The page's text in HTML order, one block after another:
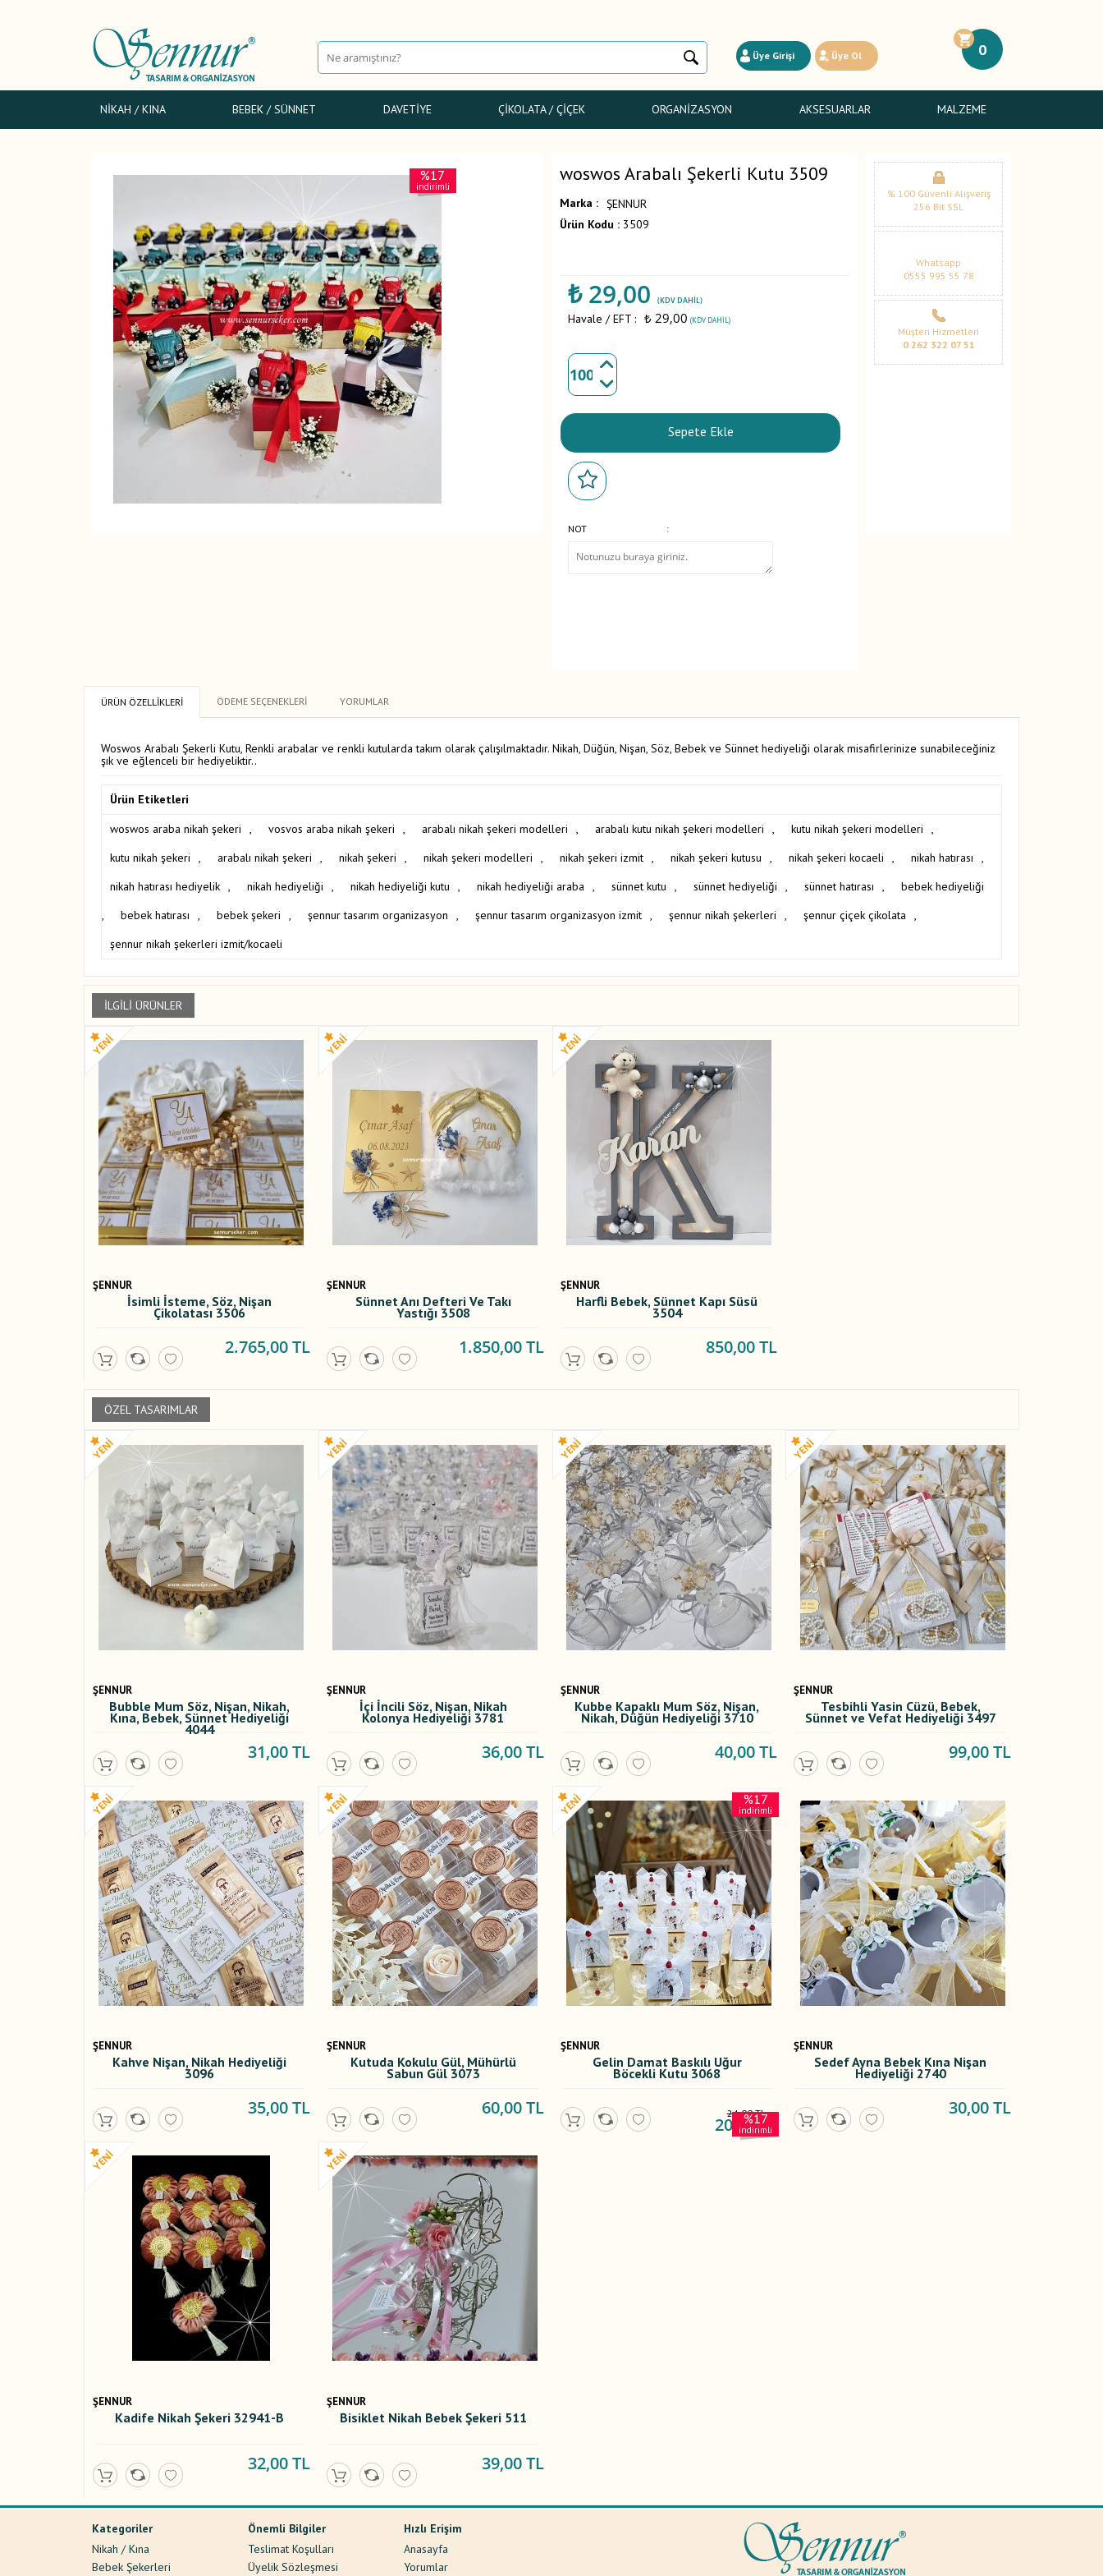
0
Üye Girişi Üye Ol
NIKAH / KINA BEBEK / SÜNNET DAVETIYE ÇIKOLATA / ÇIÇEK ORGANIZASYON AKSESUARLAR MALZEME
%17
indirimli
woswos Arabalı Şekerli Kutu 3509
Marka : ŞENNUR
Ürün Kodu : 3509
₺29,00 (KDV DAHIL)
Havale / EFT : ₺ 29,00 (KDV DAHIL)
Sepete Ekle
NOT :
% 100 Güvenli Alışveriş
256 Bit SSL
Whatsapp
0555 995 55 78
Müşteri Hizmetleri
0 262 322 07 51
ÜRÜN ÖZELLIKLERI ÖDEME SEÇENEKLERI YORUMLAR
Woswos Arabalı Şekerli Kutu, Renkli arabalar ve renkli kutularda takım olarak çalışılmaktadır. Nikah, Düğün, Nişan, Söz, Bebek ve Sünnet hediyeliği olarak misafirlerinize sunabileceğiniz
şık ve eğlenceli bir hediyeliktir..
Ürün Etiketleri
woswos araba nikah şekeri
, vosvos araba nikah şekeri , arabalı nikah şekeri modelleri , arabalı kutu nikah şekeri modelleri , kutu nikah şekeri modelleri
,
kutu nikah şekeri
, arabalı nikah şekeri , nikah şekeri , nikah şekeri modelleri , nikah şekeri izmit , nikah şekeri kutusu , nikah şekeri kocaeli , nikah hatırası
,
nikah hatırası hediyelik , nikah hediyeliği , nikah hediyeliği kutu , nikah hediyeliği araba , sünnet kutu , sünnet hediyeliği , sünnet hatırası ,
bebek hediyeliği
,
bebek hatırası , bebek şekeri , şennur tasarım organizasyon , şennur tasarım organizasyon izmit , şennur nikah şekerleri , şennur çiçek çikolata
,
şennur nikah şekerleri izmit/kocaeli
İLGILI ÜRÜNLER
ŞENNUR
İsimli İsteme, Söz, Nişan
Çikolatası 3506
2.765,00 TL
ŞENNUR
Sünnet Anı Defteri Ve Takı
Yastığı 3508
1.850,00 TL
ŞENNUR
Harfli Bebek, Sünnet Kapı Süsü
3504
850,00 TL
ÖZEL TASARIMLAR
ŞENNUR
Bubble Mum Söz, Nişan, Nikah,
Kına, Bebek, Sünnet Hediyeliği
4044
31,00 TL
ŞENNUR
İçi İncili Söz, Nişan, Nikah
Kolonya Hediyeliği 3781
36,00 TL
ŞENNUR
Kubbe Kapaklı Mum Söz, Nişan,
Nikah, Düğün Hediyeliği 3710
40,00 TL
ŞENNUR
Tesbihli Yasin Cüzü, Bebek,
Sünnet ve Vefat Hediyeliği 3497
99,00 TL
ŞENNUR
Kahve Nişan, Nikah Hediyeliği
3096
35,00 TL
ŞENNUR
Kutuda Kokulu Gül, Mühürlü
Sabun Gül 3073
60,00 TL
%17
indirimli
ŞENNUR
Gelin Damat Baskılı Uğur
Böcekli Kutu 3068
24,00 TL
20,00 TL
%17
indirimli
ŞENNUR
Sedef Ayna Bebek Kına Nişan
Hediyeliği 2740
30,00 TL
ŞENNUR
Kadife Nikah Şekeri 32941-B
32,00 TL
ŞENNUR
Bisiklet Nikah Bebek Şekeri 511
39,00 TL
Kategoriler
Nikah / Kına
Bebek Şekerleri
Önemli Bilgiler
Teslimat Koşulları
Üyelik Sözleşmesi
Hızlı Erişim
Anasayfa
Yorumlar